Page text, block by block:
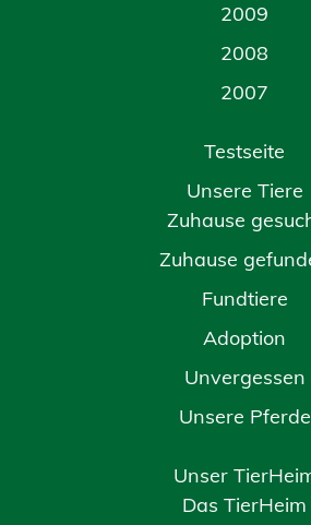
2009
2008
2007
Testseite
Unsere Tiere
Zuhause
Zuhause
Fundtiere
Adoption
Unvergessen
Unsere Pferde
Unser
Das TierHeim